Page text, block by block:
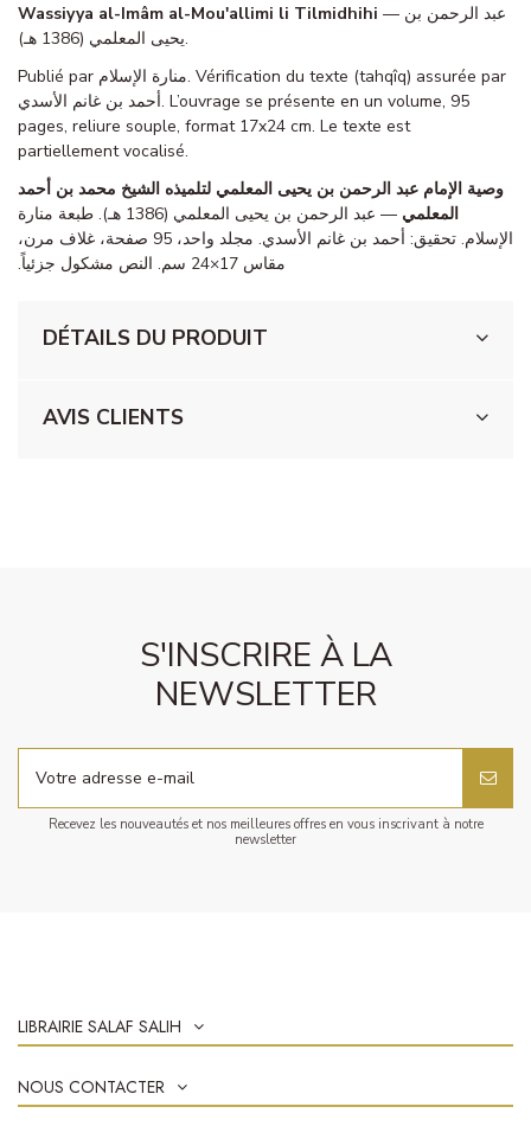
Wassiyya al-Imâm al-Mou'allimi li Tilmidhihi — عبد الرحمن بن
يحيى المعلمي (1386 هـ).
Publié par منارة الإسلام. Vérification du texte (tahqîq) assurée par
أحمد بن غانم الأسدي. L’ouvrage se présente en un volume, 95
pages, reliure souple, format 17x24 cm. Le texte est
partiellement vocalisé.
وصية الإمام عبد الرحمن بن يحيى المعلمي لتلميذه الشيخ محمد بن أحمد
المعلمي
— عبد الرحمن بن يحيى المعلمي (1386 هـ). طبعة منارة
الإسلام. تحقيق: أحمد بن غانم الأسدي. مجلد واحد، 95 صفحة، غلاف مرن،
مقاس 17×24 سم. النص مشكول جزئياً.
DÉTAILS DU PRODUIT
AVIS CLIENTS
S'INSCRIRE À LA
NEWSLETTER
Recevez les nouveautés et nos meilleures offres en vous inscrivant à notre
newsletter
LIBRAIRIE SALAF SALIH
NOUS CONTACTER